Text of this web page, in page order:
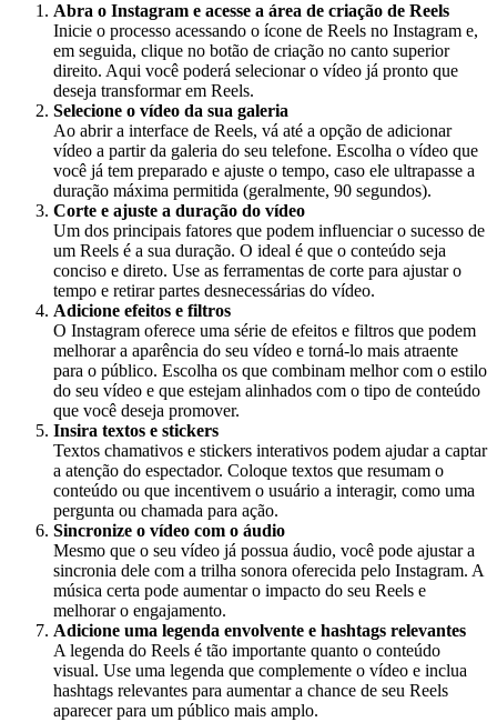
Abra o Instagram e acesse a área de criação de Reels
Inicie o processo acessando o ícone de Reels no Instagram e,
em seguida, clique no botão de criação no canto superior
direito. Aqui você poderá selecionar o vídeo já pronto que
deseja transformar em Reels.
Selecione o vídeo da sua galeria
Ao abrir a interface de Reels, vá até a opção de adicionar
vídeo a partir da galeria do seu telefone. Escolha o vídeo que
você já tem preparado e ajuste o tempo, caso ele ultrapasse a
duração máxima permitida (geralmente, 90 segundos).
Corte e ajuste a duração do vídeo
Um dos principais fatores que podem influenciar o sucesso de
um Reels é a sua duração. O ideal é que o conteúdo seja
conciso e direto. Use as ferramentas de corte para ajustar o
tempo e retirar partes desnecessárias do vídeo.
Adicione efeitos e filtros
O Instagram oferece uma série de efeitos e filtros que podem
melhorar a aparência do seu vídeo e torná-lo mais atraente
para o público. Escolha os que combinam melhor com o estilo
do seu vídeo e que estejam alinhados com o tipo de conteúdo
que você deseja promover.
Insira textos e stickers
Textos chamativos e stickers interativos podem ajudar a captar
a atenção do espectador. Coloque textos que resumam o
conteúdo ou que incentivem o usuário a interagir, como uma
pergunta ou chamada para ação.
Sincronize o vídeo com o áudio
Mesmo que o seu vídeo já possua áudio, você pode ajustar a
sincronia dele com a trilha sonora oferecida pelo Instagram. A
música certa pode aumentar o impacto do seu Reels e
melhorar o engajamento.
Adicione uma legenda envolvente e hashtags relevantes
A legenda do Reels é tão importante quanto o conteúdo
visual. Use uma legenda que complemente o vídeo e inclua
hashtags relevantes para aumentar a chance de seu Reels
aparecer para um público mais amplo.